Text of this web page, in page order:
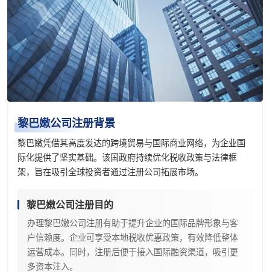
黎巴嫩公司注册背景
黎巴嫩凭借其高度发达的跨境贸易与国际商业网络，为企业国
际化提供了坚实基础。该国政府持续优化税收政策与法律框
架，旨在吸引全球投资者通过注册公司拓展市场。
黎巴嫩公司注册目的
办理黎巴嫩公司注册有助于提升企业的国际品牌形象与客
户信赖度。企业可享受本地税收优惠政策，有效降低整体
运营成本。同时，注册后便于接入国际融资渠道，吸引更
多资本注入。